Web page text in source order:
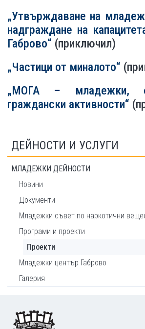
„Утвърждаване на
надграждане на
Габрово“ (приключил)
„Частици от миналото“
„МОГА – младежки,
граждански активности“
ДЕЙНОСТИ И УСЛУГИ
МЛАДЕЖКИ ДЕЙНОСТИ
Новини
Документи
Младежки съвет по наркотични
Програми и проекти
Проекти
Младежки център Габрово
Галерия
Footer